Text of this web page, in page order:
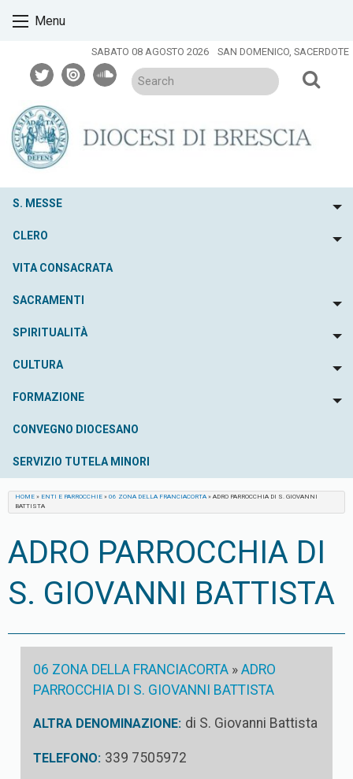
Menu
SABATO 08 AGOSTO 2026 SAN DOMENICO, SACERDOTE
twitterissuusoundcloud
S. MESSE
CLERO
VITA CONSACRATA
SACRAMENTI
SPIRITUALITÀ
CULTURA
FORMAZIONE
CONVEGNO DIOCESANO
SERVIZIO TUTELA MINORI
HOME » ENTI E PARROCCHIE » 06 ZONA DELLA FRANCIACORTA » ADRO PARROCCHIA DI S. GIOVANNI
BATTISTA
ADRO PARROCCHIA DI
S. GIOVANNI BATTISTA
06 ZONA DELLA FRANCIACORTA » ADRO
PARROCCHIA DI S. GIOVANNI BATTISTA
ALTRA DENOMINAZIONE: di S. Giovanni Battista
TELEFONO: 339 7505972